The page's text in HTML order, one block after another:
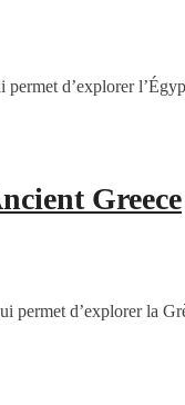
d’explorer
Greece
d’explorer la